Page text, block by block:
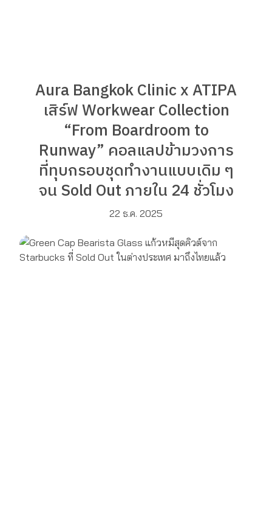
Aura Bangkok Clinic x ATIPA
เสิร์ฟ Workwear Collection
“From Boardroom to
Runway” คอลแลปข้ามวงการ
ที่ทุบกรอบชุดทํางานแบบเดิม ๆ
จน Sold Out ภายใน 24 ชั่วโมง
22 ธ.ค. 2025